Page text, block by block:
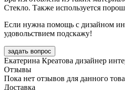
Стекло. Также используется
Если нужна помощь с дизайном
удовольствием подскажу!
задать вопрос
Екатерина Креатова дизайнер
Отзывы
Пока нет отзывов для данного
Доставка